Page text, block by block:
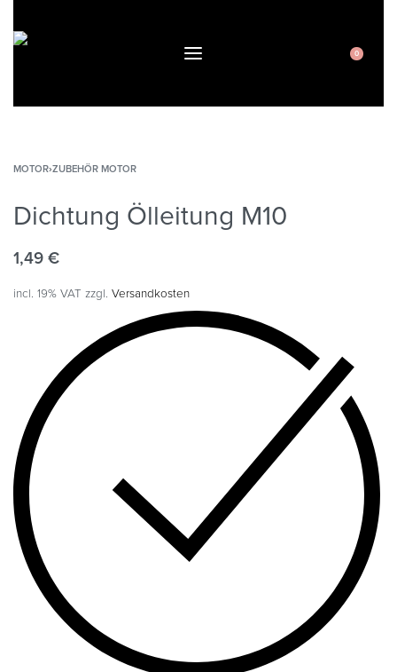
0
MOTOR›ZUBEHÖR MOTOR
Dichtung Ölleitung M10
1,49 €
incl. 19% VAT zzgl. Versandkosten